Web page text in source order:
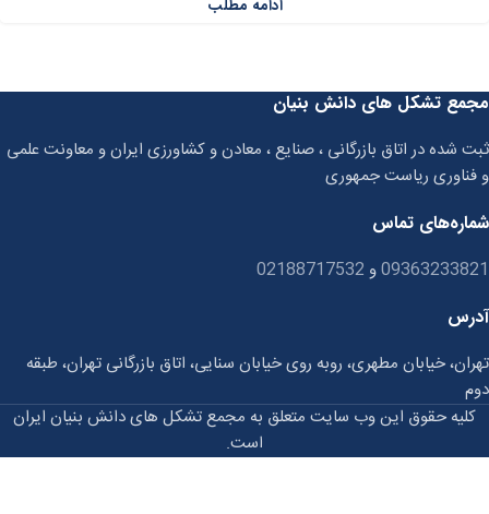
ادامه مطلب
مجمع تشکل های دانش بنیان
ثبت شده در اتاق بازرگانی ، صنایع ، معادن و کشاورزی ایران و معاونت علمی
و فناوری ریاست جمهوری
شماره‌های تماس
09363233821و 02188717532
آدرس
تهران، خیابان مطهری، روبه روی خیابان سنایی، اتاق بازرگانی تهران، طبقه
دوم
کلیه حقوق این وب سایت متعلق به مجمع تشکل های دانش بنیان ایران
است.